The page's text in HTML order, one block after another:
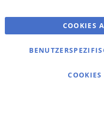
Bestellungen und
Kontaktieren Sie uns
Cookie Einstellungen
COOKIES